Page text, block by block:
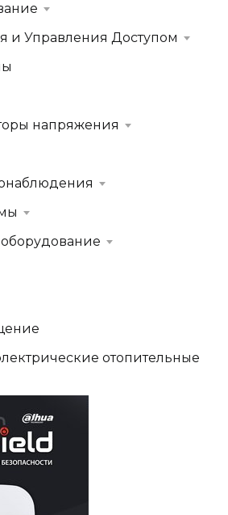
и Управления Доступом
напряжения
отопительные